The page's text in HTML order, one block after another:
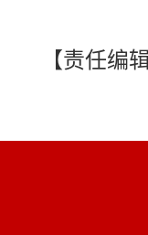
【责任编